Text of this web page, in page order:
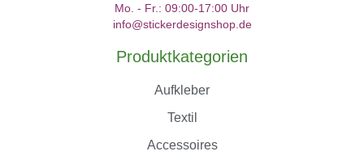
Mo. - Fr.: 09:00-17:00 Uhr
info@stickerdesignshop.de
Produktkategorien
Aufkleber
Textil
Accessoires